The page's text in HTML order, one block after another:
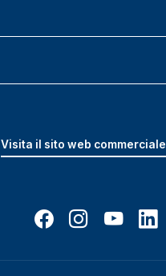
Visita il sito web commerciale